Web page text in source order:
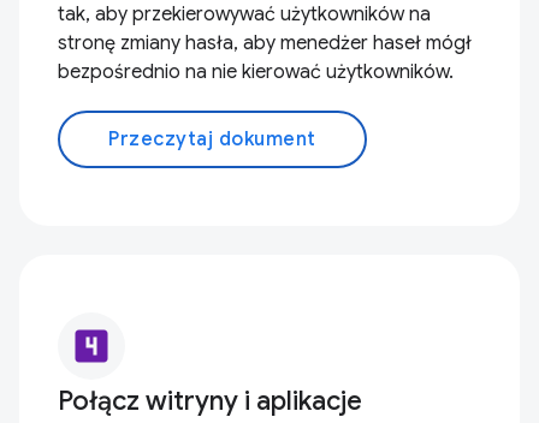
tak, aby przekierowywać użytkowników na
stronę zmiany hasła, aby menedżer haseł mógł
bezpośrednio na nie kierować użytkowników.
Przeczytaj dokument
looks_4
Połącz witryny i aplikacje